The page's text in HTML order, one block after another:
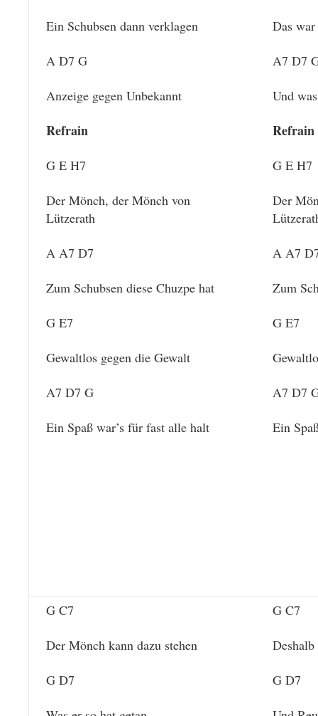
Ein Schubsen dann verklagen
A D7 G
Anzeige gegen Unbekannt
Refrain
G E H7
Der Mönch, der Mönch von
Lützerath
A A7 D7
Zum Schubsen diese Chuzpe hat
G E7
Gewaltlos gegen die Gewalt
A7 D7 G
Ein Spaß war’s für fast alle halt
Das
A7 D7
Und
Refrain
G E H7
Der
A A7
Zum
G E7
A7 D7
Ein
G C7
Der Mönch kann dazu stehen
G D7
G C7
Deshalb
G D7